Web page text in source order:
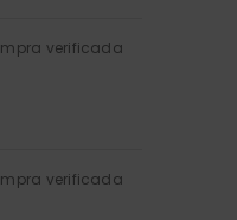
verificada
verificada